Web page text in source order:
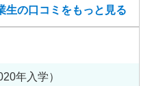
生の口コミをもっと見る
年入学）